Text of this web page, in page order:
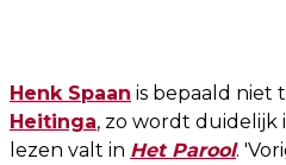
Henk Spaan is bepaald niet
Heitinga, zo wordt duidelijk
lezen valt in Het Parool.